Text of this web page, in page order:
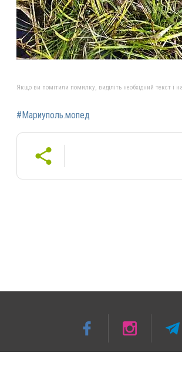
Якщо ви помітили помилку, виділіть необхідний текст і
#Мариуполь.мопед